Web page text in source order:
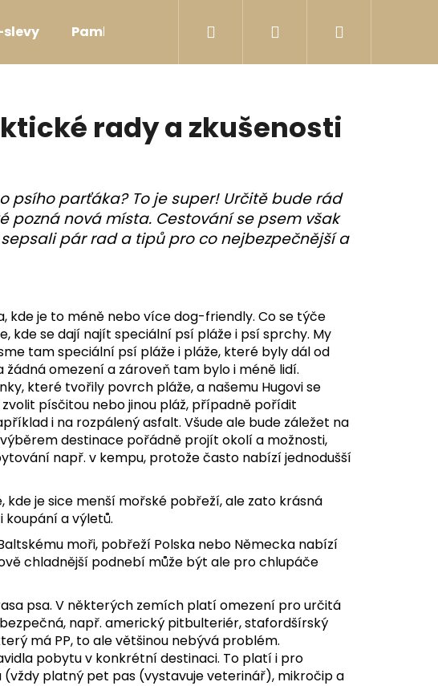
Pamlsky Postroje HračkyPřihlášení
rady a zkušenosti
psího parťáka? To je super! Určitě bude rád
pozná nová místa. Cestování se psem však
pár rad a tipů pro co nejbezpečnější a
kde je to méně nebo více dog-friendly. Co se týče
kde se dají najít speciální psí pláže i psí sprchy. My
tam speciální psí pláže i pláže, které byly dál od
omezení a zároveň tam bylo i méně lidí.
které tvořily povrch pláže, a našemu Hugovi se
písčitou nebo jinou pláž, případně pořídit
i na rozpálený asfalt. Všude ale bude záležet na
destinace pořádně projít okolí a možnosti,
např. v kempu, protože často nabízí jednodušší
kde je sice menší mořské pobřeží, ale zato krásná
a výletů.
moři, pobřeží Polska nebo Německa nabízí
chladnější podnebí může být ale pro chlupáče
psa. V některých zemích platí omezení pro určitá
např. americký pitbulteriér, stafordšírský
má PP, to ale většinou nebývá problém.
pobytu v konkrétní destinaci. To platí i pro
(vždy platný pet pas (vystavuje veterinář), mikročip a
LAVENDER
Kč